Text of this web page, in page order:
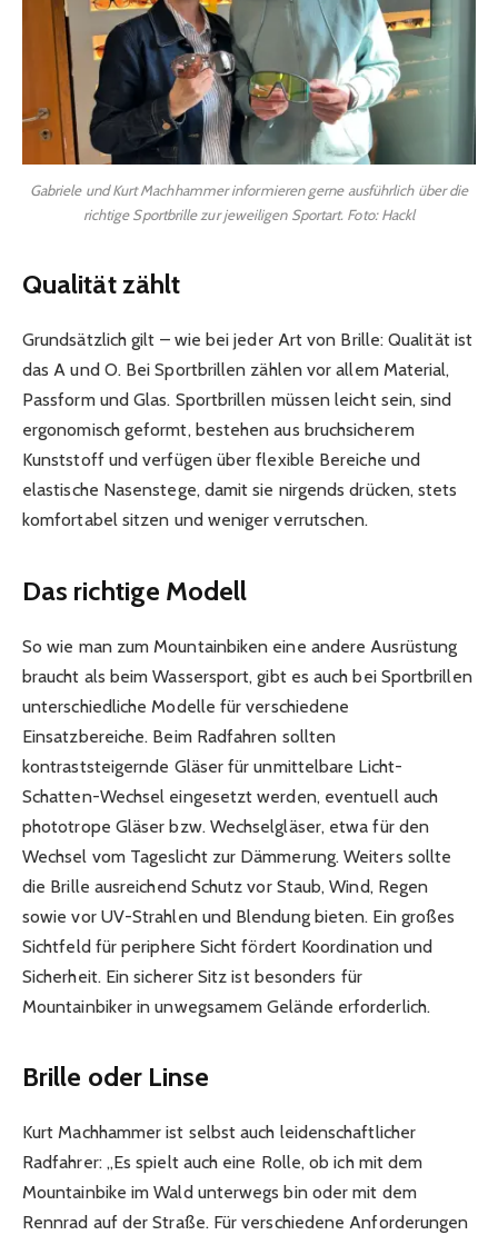
Gabriele und Kurt Machhammer informieren gerne ausführlich über die
richtige Sportbrille zur jeweiligen Sportart. Foto: Hackl
Qualität zählt
Grundsätzlich gilt – wie bei jeder Art von Brille: Qualität ist
das A und O. Bei Sportbrillen zählen vor allem Material,
Passform und Glas. Sportbrillen müssen leicht sein, sind
ergonomisch geformt, bestehen aus bruchsicherem
Kunststoff und verfügen über flexible Bereiche und
elastische Nasenstege, damit sie nirgends drücken, stets
komfortabel sitzen und weniger verrutschen.
Das richtige Modell
So wie man zum Mountainbiken eine andere Ausrüstung
braucht als beim Wassersport, gibt es auch bei Sportbrillen
unterschiedliche Modelle für verschiedene
Einsatzbereiche. Beim Radfahren sollten
kontraststeigernde Gläser für unmittelbare Licht-
Schatten-Wechsel eingesetzt werden, eventuell auch
phototrope Gläser bzw. Wechselgläser, etwa für den
Wechsel vom Tageslicht zur Dämmerung. Weiters sollte
die Brille ausreichend Schutz vor Staub, Wind, Regen
sowie vor UV-Strahlen und Blendung bieten. Ein großes
Sichtfeld für periphere Sicht fördert Koordination und
Sicherheit. Ein sicherer Sitz ist besonders für
Mountainbiker in unwegsamem Gelände erforderlich.
Brille oder Linse
Kurt Machhammer ist selbst auch leidenschaftlicher
Radfahrer: „Es spielt auch eine Rolle, ob ich mit dem
Mountainbike im Wald unterwegs bin oder mit dem
Rennrad auf der Straße. Für verschiedene Anforderungen